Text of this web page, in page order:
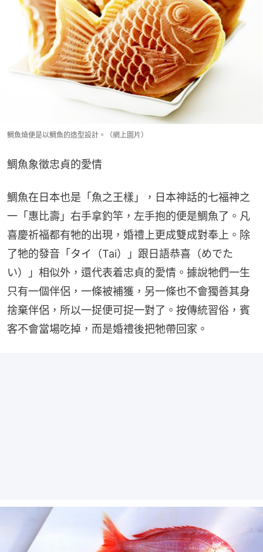
鯛魚燒便是以鯛魚的造型設計。（網上圖片）
鯛魚象徵忠貞的愛情
鯛魚在日本也是「魚之王樣」，日本神話的七福神之
一「惠比壽」右手拿釣竿，左手抱的便是鯛魚了。凡
喜慶祈福都有牠的出現，婚禮上更成雙成對奉上。除
了牠的發音「タイ（Tai）」跟日語恭喜（めでた
い）」相似外，還代表着忠貞的愛情。據說牠們一生
只有一個伴侶，一條被補獲，另一條也不會獨善其身
捨棄伴侶，所以一捉便可捉一對了。按傳統習俗，賓
客不會當場吃掉，而是婚禮後把牠帶回家。